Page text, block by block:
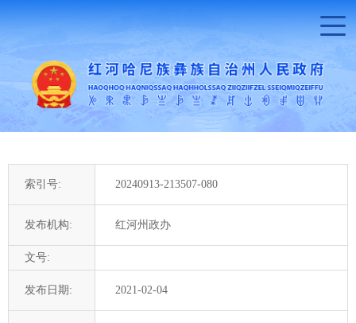
索引号: 20240913-213507-080
发布机构: 红河州政办
文号:
发布日期: 2021-02-04